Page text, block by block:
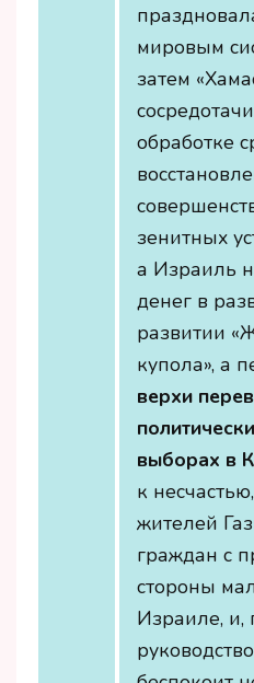
мировым
затем
обработке
зенитных
а Израиль
денег в
развитии
купола», а
верхи
выборах в
к
жителей
граждан с
стороны
Израиле, и,